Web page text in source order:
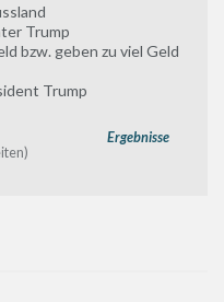
Trump
bzw. geben zu viel Geld
Trump
Ergebnisse